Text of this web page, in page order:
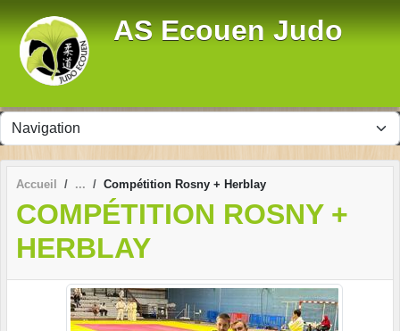
AS Ecouen Judo
Accueil Compétition Rosny + Herblay
COMPÉTITION ROSNY +
HERBLAY